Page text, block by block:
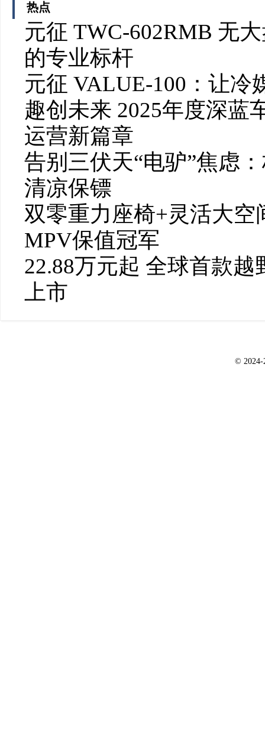
热点
元征 TWC-602RMB 无
的专业标杆
元征 VALUE-100：让冷
趣创未来 2025年度深蓝
运营新篇章
告别三伏天“电驴”焦虑
清凉保镖
双零重力座椅+灵活大空
MPV保值冠军
22.88万元起 全球首款
上市
© 2024-